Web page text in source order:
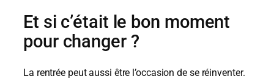
Et si c’était le bon moment
pour changer ?
La rentrée peut aussi être l’occasion de se réinventer.